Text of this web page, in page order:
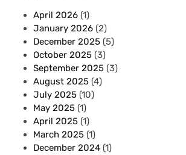
April 2026 (1)
January 2026 (2)
December 2025 (5)
October 2025 (3)
September 2025 (3)
August 2025 (4)
July 2025 (10)
May 2025 (1)
April 2025 (1)
March 2025 (1)
December 2024 (1)